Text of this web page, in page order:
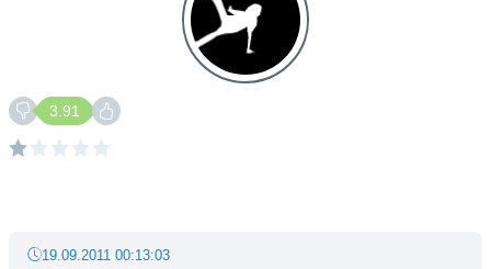
3.91
19.09.2011 00:13:03